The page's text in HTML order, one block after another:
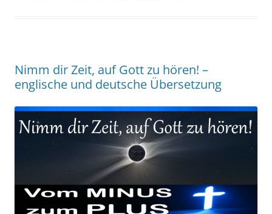
Nimm dir Zeit, auf Gott zu hören! –
englische und deutsche Übersetzung